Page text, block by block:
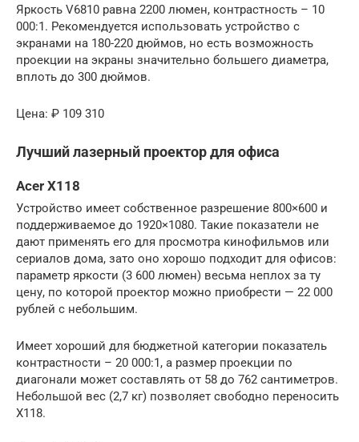
Яркость V6810 равна 2200 люмен, контрастность – 10
000:1. Рекомендуется использовать устройство с
экранами на 180-220 дюймов, но есть возможность
проекции на экраны значительно большего диаметра,
вплоть до 300 дюймов.
Цена: ₽ 109 310
Лучший лазерный проектор для офиса
Acer X118
Устройство имеет собственное разрешение 800×600 и
поддерживаемое до 1920×1080. Такие показатели не
дают применять его для просмотра кинофильмов или
сериалов дома, зато оно хорошо подходит для офисов:
параметр яркости (3 600 люмен) весьма неплох за ту
цену, по которой проектор можно приобрести — 22 000
рублей с небольшим.
Имеет хороший для бюджетной категории показатель
контрастности – 20 000:1, а размер проекции по
диагонали может составлять от 58 до 762 сантиметров.
Небольшой вес (2,7 кг) позволяет свободно переносить
X118.